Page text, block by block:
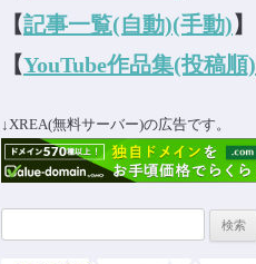
【記事一覧(自動)(手動)】
【YouTube作品集(投稿順)
↓XREA(無料サーバー)の広告です。